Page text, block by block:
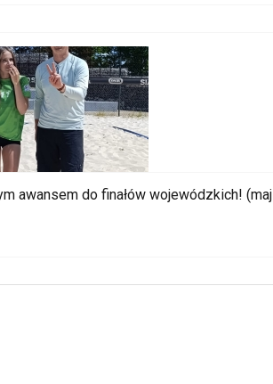
awansem do finałów wojewódzkich! (maj